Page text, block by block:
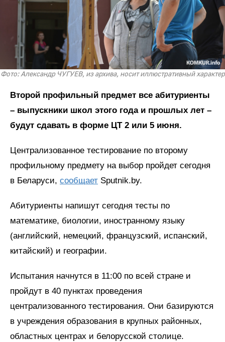
Фото: Александр ЧУГУЕВ, из архива, носит иллюстративный характер
Второй профильный предмет все абитуриенты
– выпускники школ этого года и прошлых лет –
будут сдавать в форме ЦТ 2 или 5 июня.
Централизованное тестирование по второму
профильному предмету на выбор пройдет сегодня
в Беларуси, сообщает Sputnik.by.
Абитуриенты напишут сегодня тесты по
математике, биологии, иностранному языку
(английский, немецкий, французский, испанский,
китайский) и географии.
Испытания начнутся в 11:00 по всей стране и
пройдут в 40 пунктах проведения
централизованного тестирования. Они базируются
в учреждения образования в крупных районных,
областных центрах и белорусской столице.